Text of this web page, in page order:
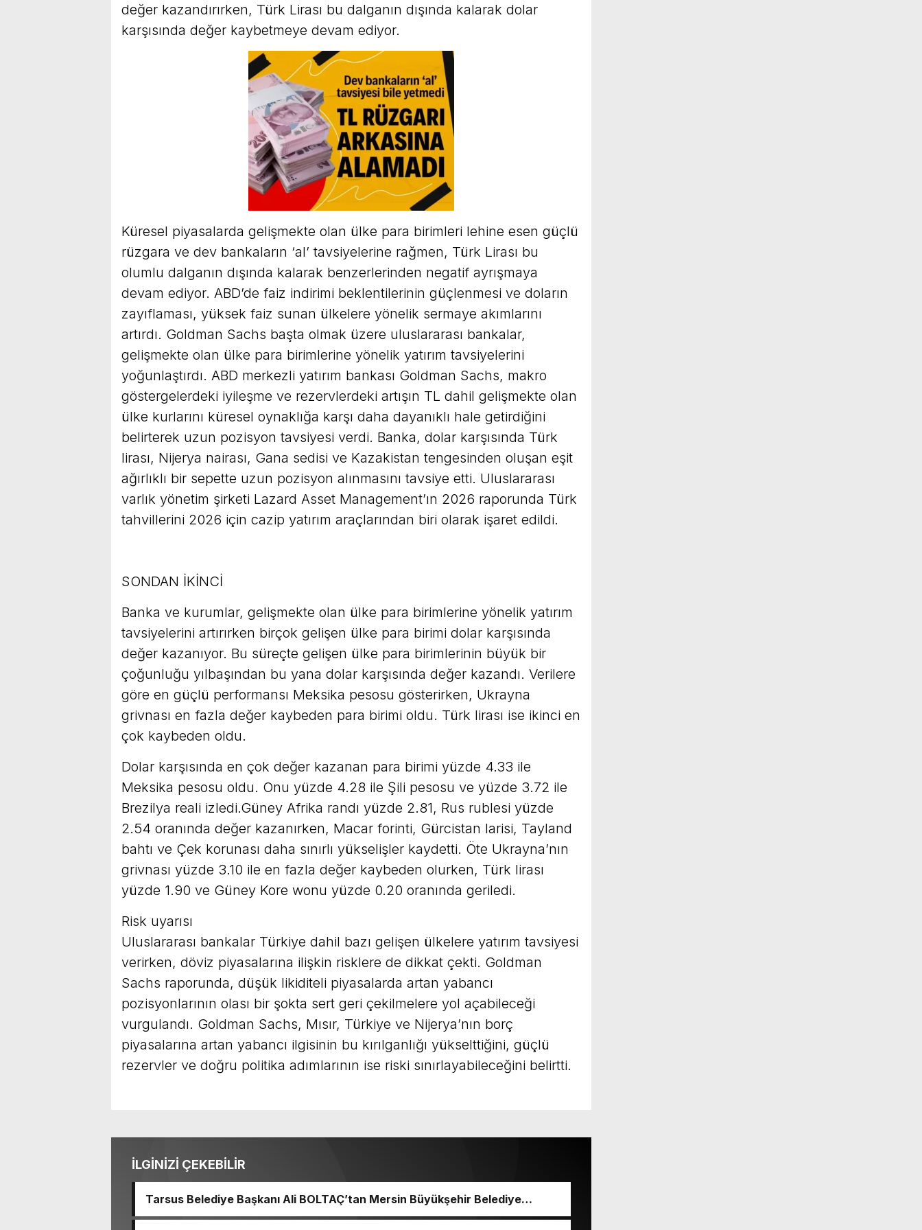
değer kazandırırken, Türk Lirası bu dalganın dışında kalarak dolar
karşısında değer kaybetmeye devam ediyor.
Küresel piyasalarda gelişmekte olan ülke para birimleri lehine esen güçlü
rüzgara ve dev bankaların ‘al’ tavsiyelerine rağmen, Türk Lirası bu
olumlu dalganın dışında kalarak benzerlerinden negatif ayrışmaya
devam ediyor. ABD’de faiz indirimi beklentilerinin güçlenmesi ve doların
zayıflaması, yüksek faiz sunan ülkelere yönelik sermaye akımlarını
artırdı. Goldman Sachs başta olmak üzere uluslararası bankalar,
gelişmekte olan ülke para birimlerine yönelik yatırım tavsiyelerini
yoğunlaştırdı. ABD merkezli yatırım bankası Goldman Sachs, makro
göstergelerdeki iyileşme ve rezervlerdeki artışın TL dahil gelişmekte olan
ülke kurlarını küresel oynaklığa karşı daha dayanıklı hale getirdiğini
belirterek uzun pozisyon tavsiyesi verdi. Banka, dolar karşısında Türk
lirası, Nijerya nairası, Gana sedisi ve Kazakistan tengesinden oluşan eşit
ağırlıklı bir sepette uzun pozisyon alınmasını tavsiye etti. Uluslararası
varlık yönetim şirketi Lazard Asset Management’ın 2026 raporunda Türk
tahvillerini 2026 için cazip yatırım araçlarından biri olarak işaret edildi.
SONDAN İKİNCİ
Banka ve kurumlar, gelişmekte olan ülke para birimlerine yönelik yatırım
tavsiyelerini artırırken birçok gelişen ülke para birimi dolar karşısında
değer kazanıyor. Bu süreçte gelişen ülke para birimlerinin büyük bir
çoğunluğu yılbaşından bu yana dolar karşısında değer kazandı. Verilere
göre en güçlü performansı Meksika pesosu gösterirken, Ukrayna
grivnası en fazla değer kaybeden para birimi oldu. Türk lirası ise ikinci en
çok kaybeden oldu.
Dolar karşısında en çok değer kazanan para birimi yüzde 4.33 ile
Meksika pesosu oldu. Onu yüzde 4.28 ile Şili pesosu ve yüzde 3.72 ile
Brezilya reali izledi.Güney Afrika randı yüzde 2.81, Rus rublesi yüzde
2.54 oranında değer kazanırken, Macar forinti, Gürcistan larisi, Tayland
bahtı ve Çek korunası daha sınırlı yükselişler kaydetti. Öte Ukrayna’nın
grivnası yüzde 3.10 ile en fazla değer kaybeden olurken, Türk lirası
yüzde 1.90 ve Güney Kore wonu yüzde 0.20 oranında geriledi.
Risk uyarısı
Uluslararası bankalar Türkiye dahil bazı gelişen ülkelere yatırım tavsiyesi
verirken, döviz piyasalarına ilişkin risklere de dikkat çekti. Goldman
Sachs raporunda, düşük likiditeli piyasalarda artan yabancı
pozisyonlarının olası bir şokta sert geri çekilmelere yol açabileceği
vurgulandı. Goldman Sachs, Mısır, Türkiye ve Nijerya’nın borç
piyasalarına artan yabancı ilgisinin bu kırılganlığı yükselttiğini, güçlü
rezervler ve doğru politika adımlarının ise riski sınırlayabileceğini belirtti.
İLGİNİZİ ÇEKEBİLİR
Tarsus Belediye Başkanı Ali BOLTAÇ’tan Mersin Büyükşehir Belediye
Başkanı Ve TBB Başkanı Vahap Seçeri Ziyaret Etti Yapılan Paylaşımda;